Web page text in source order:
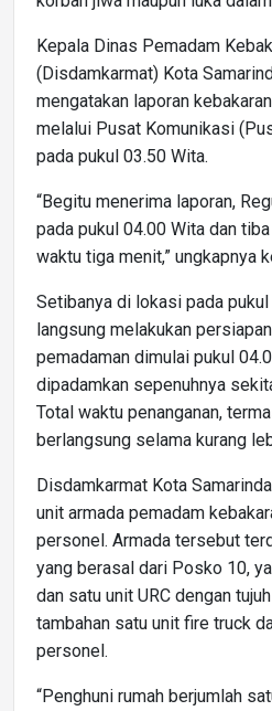
Kepala Dinas Pemadam
(Disdamkarmat) Kota
mengatakan laporan
melalui Pusat Komunikasi
pada pukul 03.50 Wita.
“Begitu menerima laporan,
pada pukul 04.00 Wita dan
waktu tiga menit,” ungkapnya
Setibanya di lokasi pada
langsung melakukan
pemadaman dimulai pukul
dipadamkan sepenuhnya
Total waktu penanganan,
berlangsung selama kurang
Disdamkarmat Kota
unit armada pemadam
personel. Armada tersebut
yang berasal dari Posko 10,
dan satu unit URC dengan
tambahan satu unit fire truck
personel.
“Penghuni rumah berjumlah